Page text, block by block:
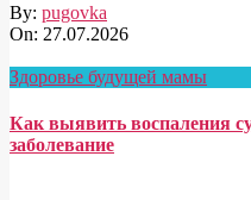
By: pugovka
On: 27.07.2026
Здоровье будущей мамы
Как выявить воспаления
заболевание